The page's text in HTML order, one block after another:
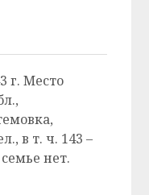
г. Место
в т. ч. 143 –
нет.